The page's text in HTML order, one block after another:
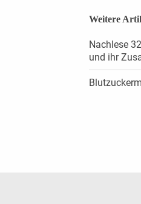
Weitere
Nachlese
und ihr